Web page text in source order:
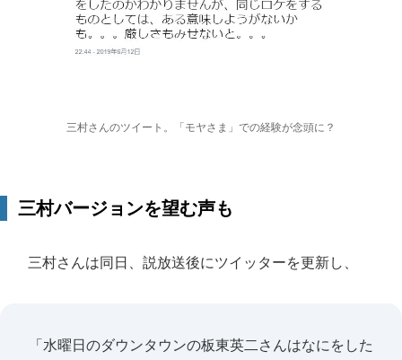
三村さんのツイート。「モヤさま」での経験が念頭に？
三村バージョンを望む声も
三村さんは同日、説放送後にツイッターを更新し、
「水曜日のダウンタウンの板東英二さんはなにをした